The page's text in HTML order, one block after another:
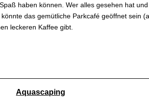
haben können. Wer alles gesehen hat
das gemütliche Parkcafé geöffnet sein
leckeren Kaffee gibt.
Aquascaping